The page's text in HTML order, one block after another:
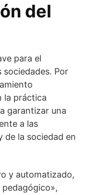
del
para el
sociedades. Por
la práctica
garantizar una
a las
de la sociedad en
y automatizado,